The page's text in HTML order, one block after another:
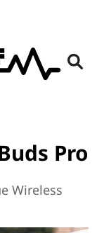
Pro
Wireless